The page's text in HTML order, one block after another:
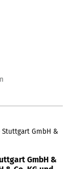
GmbH &
GmbH &